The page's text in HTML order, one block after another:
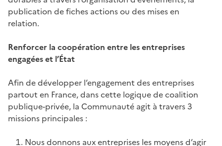
publication de fiches actions ou des mises en
relation.
Renforcer la coopération entre les entreprises
engagées et l’État
Afin de développer l’engagement des entreprises
partout en France, dans cette logique de coalition
publique-privée, la Communauté agit à travers 3
missions principales :
Nous donnons aux entreprises les moyens d’agir